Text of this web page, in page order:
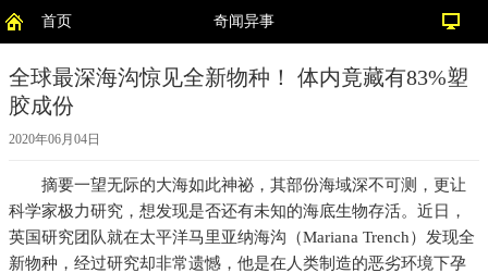
首页 奇闻异事
全球最深海沟惊见全新物种！ 体内竟藏有83%塑
胶成份
2020年06月04日
摘要一望无际的大海如此神祕，其部份海域深不可测，更让
科学家极力研究，想发现是否还有未知的海底生物存活。近日，
英国研究团队就在太平洋马里亚纳海沟（Mariana Trench）发现全
新物种，经过研究却非常遗憾，他是在人类制造的恶劣环境下孕